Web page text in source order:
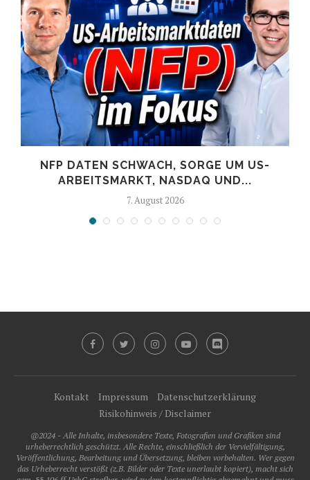
NFP DATEN SCHWACH, SORGE UM US-
ARBEITSMARKT, NASDAQ UND...
7. August 2026
Kontakt Impressum
Datenschutzerklärung
Risikohinweis / Disclaimer
@2024 - Alle Inhalte, insbesondere Texte, Fotografien und Grafiken sind
urheberrechtlich geschützt. Alle Rechte, einschließlich der Vervielfältigung,
Veröffentlichung, Bearbeitung und Übersetzung, bleiben vorbehalten. Wer gegen
das Urheberrecht verstößt (z.B. Bilder oder Texte unerlaubt kopiert), macht sich